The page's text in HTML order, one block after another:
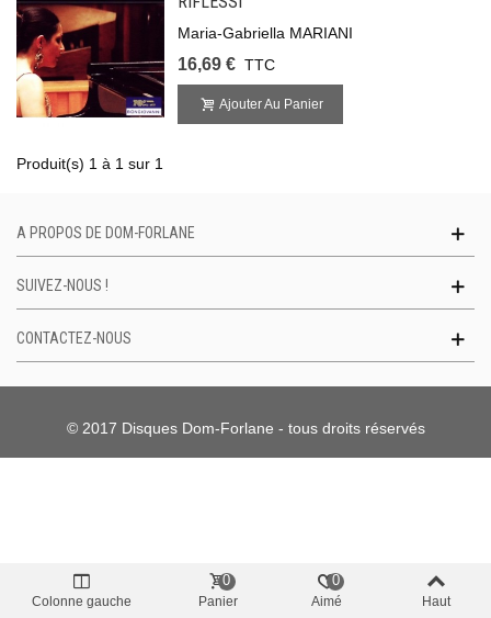
Maria-Gabriella MARIANI
16,69 € TTC
Ajouter Au Panier
Produit(s) 1 à 1 sur 1
A PROPOS DE DOM-FORLANE
SUIVEZ-NOUS !
CONTACTEZ-NOUS
© 2017 Disques Dom-Forlane - tous droits réservés
Colonne gauche Panier
0
Aimé
0
Haut